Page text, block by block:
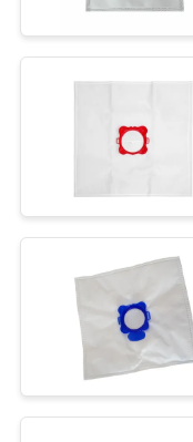
TRETEN
VERBINDUNG
FORDERN
ZITAT